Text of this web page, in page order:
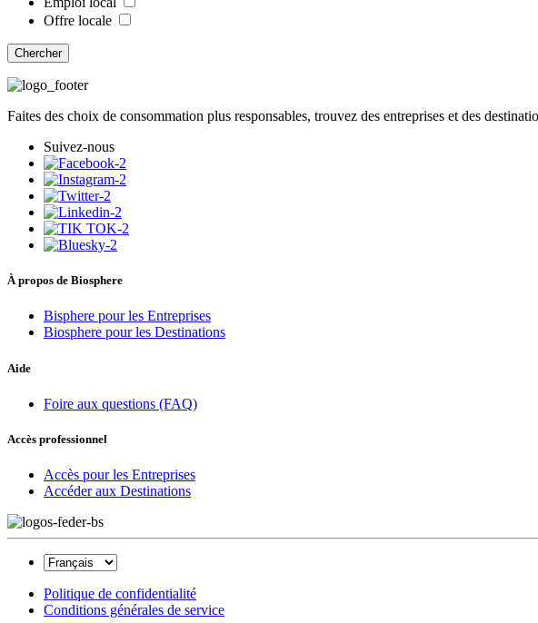
Offre locale
Chercher
Faites des choix de consommation plus responsables, trouvez des entreprises et des
Suivez-nous
À propos de Biosphere
Bisphere pour les Entreprises
Biosphere pour les Destinations
Aide
Foire aux questions (FAQ)
Accès professionnel
Accès pour les Entreprises
Accéder aux Destinations
Politique de confidentialité
Conditions générales de service